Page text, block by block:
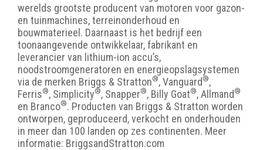
werelds grootste producent van motoren voor gazon-
en tuinmachines, terreinonderhoud en
bouwmaterieel. Daarnaast is het bedrijf een
toonaangevende ontwikkelaar, fabrikant en
leverancier van lithium-ion accu’s,
noodstroomgeneratoren en energieopslagsystemen
via de merken Briggs & Stratton®, Vanguard®,
Ferris®, Simplicity®, Snapper®, Billy Goat®, Allmand®
en Branco®. Producten van Briggs & Stratton worden
ontworpen, geproduceerd, verkocht en onderhouden
in meer dan 100 landen op zes continenten. Meer
informatie: BriggsandStratton.com